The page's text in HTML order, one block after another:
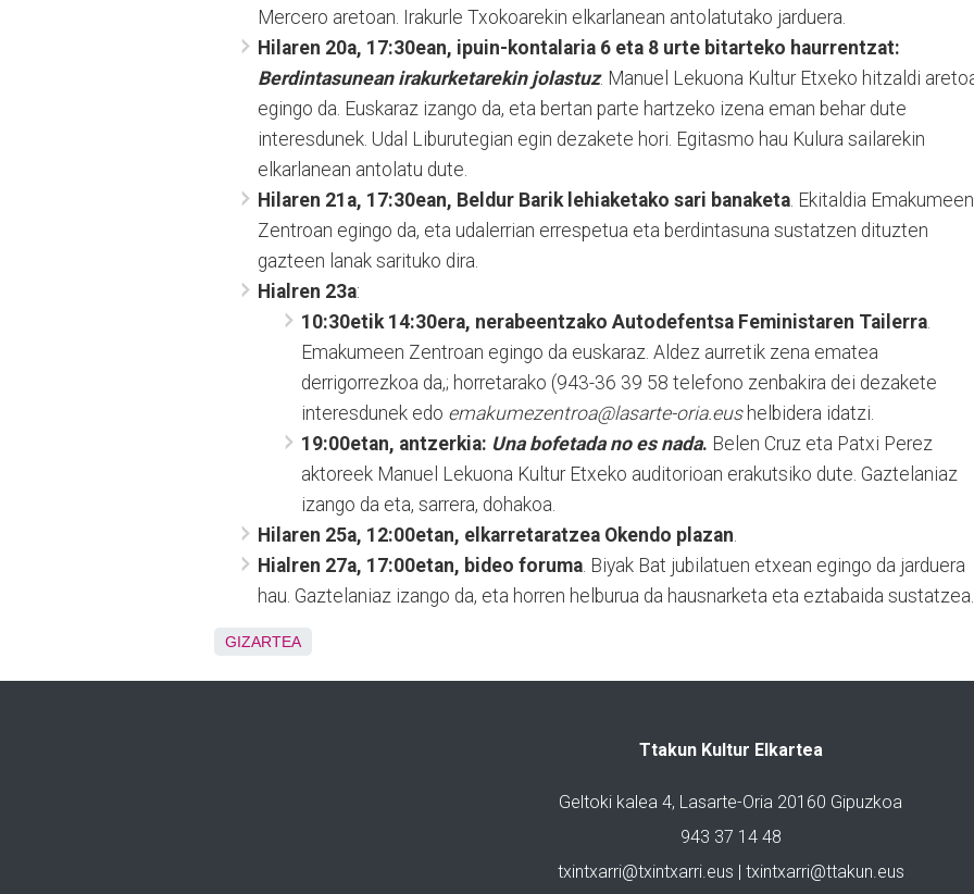
Mercero aretoan. Irakurle Txokoarekin elkarlanean antolatutako jarduera.
Hilaren 20a, 17:30ean, ipuin-kontalaria 6 eta 8 urte bitarteko haurrentzat:
Berdintasunean irakurketarekin jolastuz. Manuel Lekuona Kultur Etxeko hitzaldi
egingo da. Euskaraz izango da, eta bertan parte hartzeko izena eman behar dute
interesdunek. Udal Liburutegian egin dezakete hori. Egitasmo hau Kulura sailarekin
elkarlanean antolatu dute.
Hilaren 21a, 17:30ean, Beldur Barik lehiaketako sari banaketa. Ekitaldia Emakumeen
Zentroan egingo da, eta udalerrian errespetua eta berdintasuna sustatzen dituzten
gazteen lanak sarituko dira.
Hialren 23a:
10:30etik 14:30era, nerabeentzako Autodefentsa Feministaren Tailerra.
Emakumeen Zentroan egingo da euskaraz. Aldez aurretik zena ematea
derrigorrezkoa da,; horretarako (943-36 39 58 telefono zenbakira dei dezakete
interesdunek edo emakumezentroa@lasarte-oria.eushelbidera idatzi.
19:00etan, antzerkia: Una bofetada no es nada. Belen Cruz eta Patxi Perez
aktoreek Manuel Lekuona Kultur Etxeko auditorioan erakutsiko dute. Gaztelaniaz
izango da eta, sarrera, dohakoa.
Hilaren 25a, 12:00etan, elkarretaratzea Okendo plazan.
Hialren 27a, 17:00etan, bideo foruma. Biyak Bat jubilatuen etxean egingo da jarduera
hau. Gaztelaniaz izango da, eta horren helburua da hausnarketa eta eztabaida sustatzea.
GIZARTEA
Ttakun Kultur Elkartea
Geltoki kalea 4, Lasarte-Oria 20160 Gipuzkoa
943 37 14 48
txintxarri@txintxarri.eus | txintxarri@ttakun.eus